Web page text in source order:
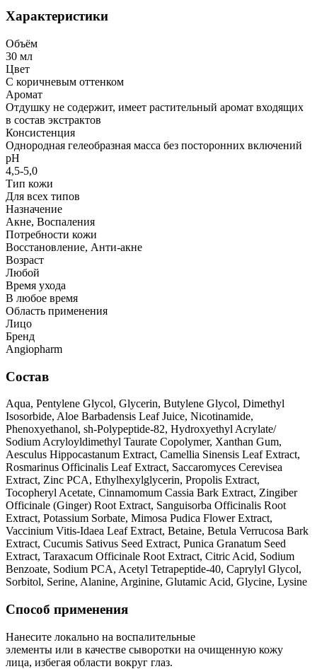
Характеристики
Объём
30 мл
Цвет
С коричневым оттенком
Аромат
Отдушку не содержит, имеет растительный аромат входящих
в состав экстрактов
Консистенция
Однородная гелеобразная масса без посторонних включений
рН
4,5-5,0
Тип кожи
Для всех типов
Назначение
Акне, Воспаления
Потребности кожи
Восстановление, Анти-акне
Возраст
Любой
Время ухода
В любое время
Область применения
Лицо
Бренд
Angiopharm
Состав
Aqua, Pentylene Glycol, Glycerin, Butylene Glycol, Dimethyl
Isosorbide, Aloe Barbadensis Leaf Juice, Nicotinamide,
Phenoxyethanol, sh-Polypeptide-82, Hydroxyethyl Acrylate/
Sodium Acryloyldimethyl Taurate Copolymer, Xanthan Gum,
Aesculus Hippocastanum Extract, Camellia Sinensis Leaf Extract,
Rosmarinus Officinalis Leaf Extract, Saccaromyces Cerevisea
Extract, Zinc PCA, Ethylhexylglycerin, Propolis Extract,
Tocopheryl Acetate, Cinnamomum Cassia Bark Extract, Zingiber
Officinale (Ginger) Root Extract, Sanguisorba Officinalis Root
Extract, Potassium Sorbate, Mimosa Pudica Flower Extract,
Vaccinium Vitis-Idaea Leaf Extract, Betaine, Betula Verrucosa Bark
Extract, Cucumis Sativus Seed Extract, Punica Granatum Seed
Extract, Taraxacum Officinale Root Extract, Citric Acid, Sodium
Benzoate, Sodium PCA, Acetyl Tetrapeptide-40, Caprylyl Glycol,
Sorbitol, Serine, Alanine, Arginine, Glutamic Acid, Glycine, Lysine
Способ применения
Нанесите локально на воспалительные
элементы или в качестве сыворотки на очищенную кожу
лица, избегая области вокруг глаз.